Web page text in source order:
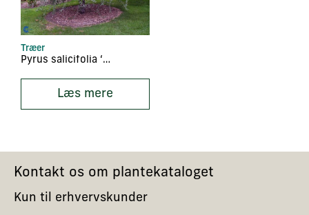
Træer
Pyrus salicifolia ‘Pendula’
Læs mere
Kontakt os om plantekataloget
Kun til erhvervskunder